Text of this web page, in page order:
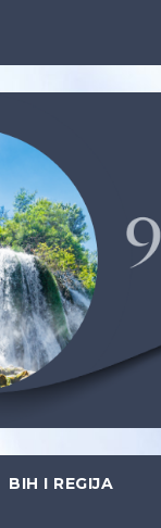
BIH I REGIJA